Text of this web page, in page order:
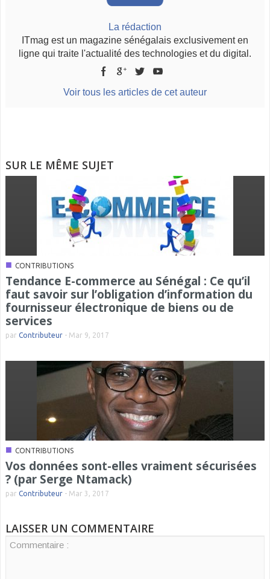
La rédaction
ITmag est un magazine sénégalais exclusivement en
ligne qui traite l'actualité des technologies et du digital.
Voir tous les articles de cet auteur
SUR LE MÊME SUJET
■ CONTRIBUTIONS
Tendance E-commerce au Sénégal : Ce qu’il
faut savoir sur l’obligation d’information du
fournisseur électronique de biens ou de
services
par Contributeur - Mar 9, 2017
■ CONTRIBUTIONS
Vos données sont-elles vraiment sécurisées
? (par Serge Ntamack)
par Contributeur - Mar 3, 2017
LAISSER UN COMMENTAIRE